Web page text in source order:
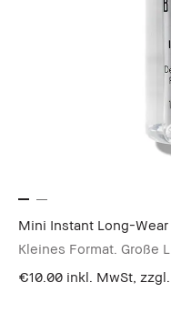
Mini Instant Long-
Kleines Format. Große
€10.00 inkl. MwSt,